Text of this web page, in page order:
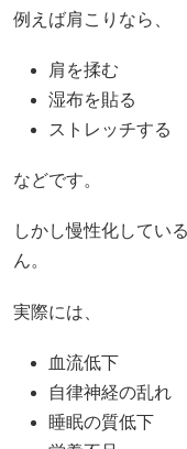
例えば肩こりなら、
肩を揉む
湿布を貼る
ストレッチする
などです。
しかし慢性化してい
ん。
実際には、
血流低下
自律神経の乱れ
睡眠の質低下